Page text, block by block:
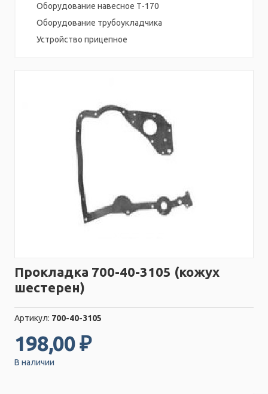
Оборудование навесное Т-170
Оборудование трубоукладчика
Устройство прицепное
Прокладка 700-40-3105 (кожух
шестерен)
Артикул: 700-40-3105
198,00 ₽
В наличии